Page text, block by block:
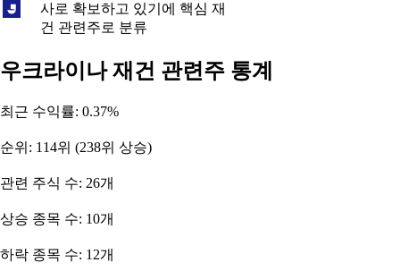
사로 확보하고 있기에 핵심 재
건 관련주로 분류
우크라이나 재건 관련주 통계
최근 수익률: 0.37%
순위: 114위 (238위 상승)
관련 주식 수: 26개
상승 종목 수: 10개
하락 종목 수: 12개